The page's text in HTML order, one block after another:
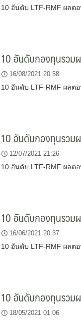
10 อันดับ LTF-RMF ผล
10 อันดับกองทุนรว
16/08/2021 20:58
10 อันดับ LTF-RMF ผล
10 อันดับกองทุนรว
12/07/2021 21:26
10 อันดับ LTF-RMF ผล
10 อันดับกองทุนรว
16/06/2021 20:37
10 อันดับ LTF-RMF ผล
10 อันดับกองทุนรว
18/05/2021 01:06